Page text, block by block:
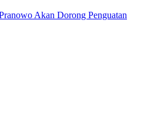
Akan Dorong Penguatan